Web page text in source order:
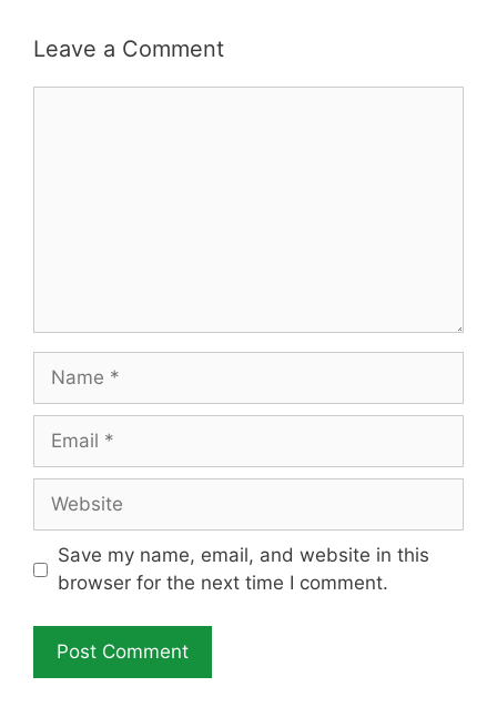
Leave a Comment
Name
Email
Website
Save my name, email, and website in this
browser for the next time I comment.